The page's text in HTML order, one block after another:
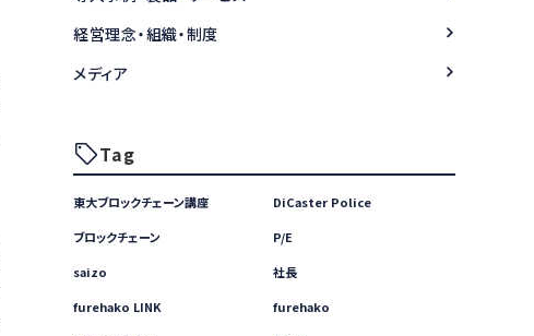
経営理念・組織・制度
メディア
Tag
東大ブロックチェーン講座
DiCaster Police
ブロックチェーン
P/E
saizo
社長
furehako LINK
furehako